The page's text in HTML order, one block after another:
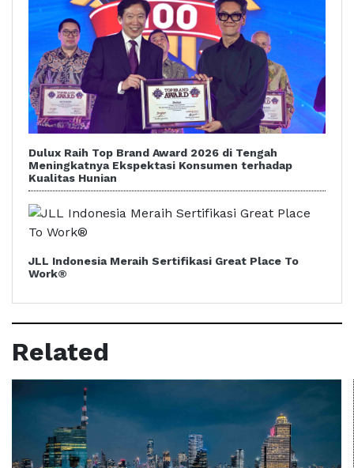
Dulux Raih Top Brand Award 2026 di Tengah
Meningkatnya Ekspektasi Konsumen terhadap
Kualitas Hunian
JLL Indonesia Meraih Sertifikasi Great Place To
Work®
Related